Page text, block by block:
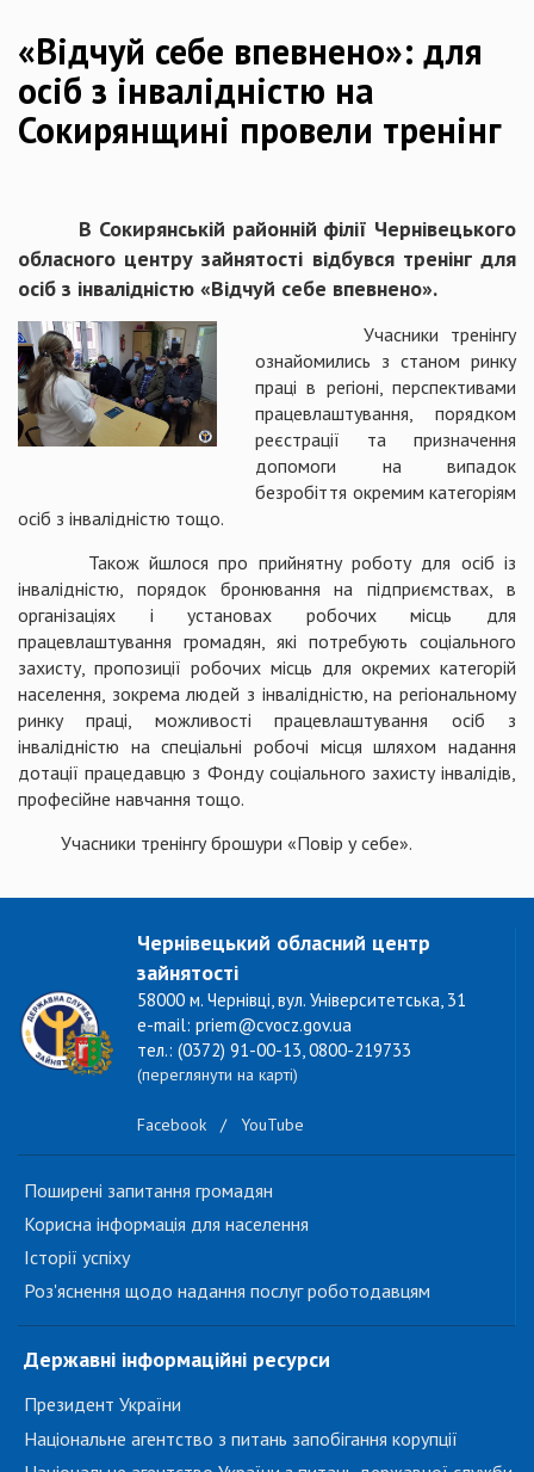
«Відчуй себе впевнено»: для
осіб з інвалідністю на
Сокирянщині провели тренінг
В Сокирянській районній філії Чернівецького
обласного центру зайнятості відбувся тренінг для
осіб з інвалідністю «Відчуй себе впевнено».
Учасники тренінгу
ознайомились з станом ринку
праці в регіоні, перспективами
працевлаштування, порядком
реєстрації та призначення
допомоги на випадок
безробіття окремим категоріям
осіб з інвалідністю тощо.
Також йшлося про прийнятну роботу для осіб із
інвалідністю, порядок бронювання на підприємствах, в
організаціях і установах робочих місць для
працевлаштування громадян, які потребують соціального
захисту, пропозиції робочих місць для окремих категорій
населення, зокрема людей з інвалідністю, на регіональному
ринку праці, можливості працевлаштування осіб з
інвалідністю на спеціальні робочі місця шляхом надання
дотації працедавцю з Фонду соціального захисту інвалідів,
професійне навчання тощо.
Учасники тренінгу брошури «Повір у себе».
Чернівецький обласний центр
зайнятості
58000 м. Чернівці, вул. Університетська, 31
e-mail: priem@cvocz.gov.ua
тел.: (0372) 91-00-13, 0800-219733
(переглянути на карті)
Facebook / YouTube
Поширені запитання громадян
Корисна інформація для населення
Історії успіху
Роз'яснення щодо надання послуг роботодавцям
Державні інформаційні ресурси
Президент України
Національне агентство з питань запобігання корупції